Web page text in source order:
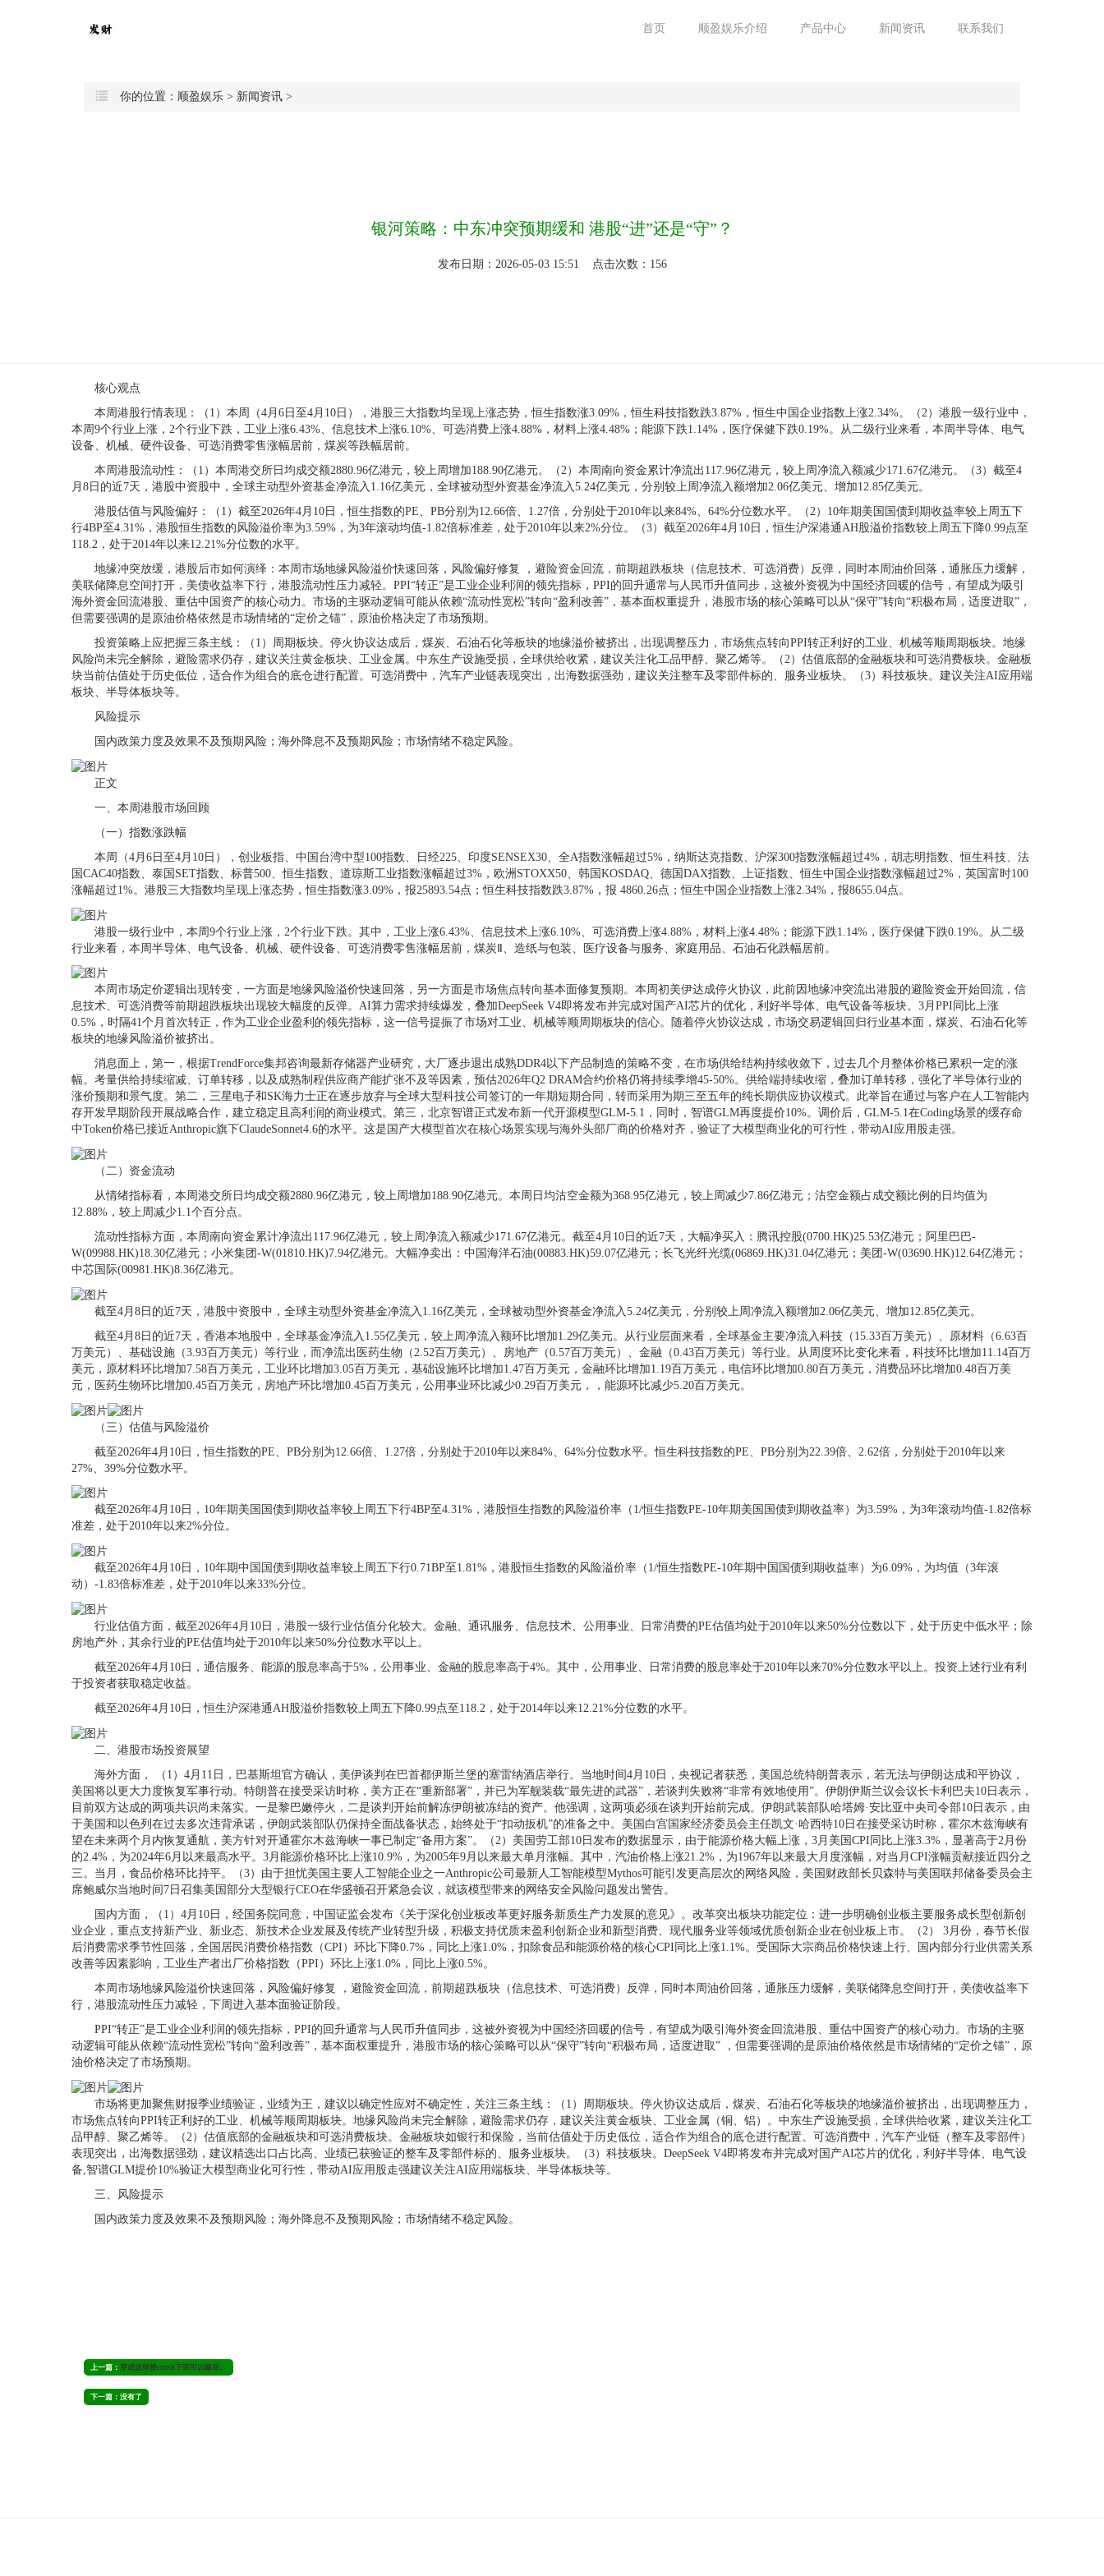
首页 顺盈娱乐介绍 产品中心 新闻资讯 联系我们
你的位置： 顺盈娱乐 > 新闻资讯 >
银河策略：中东冲突预期缓和 港股“进”还是“守”？
发布日期：2026-05-03 15:51 点击次数：156
核心观点
本周港股行情表现：（1）本周（4月6日至4月10日），港股三大指数均呈现上涨态势，恒生指数涨3.09%，恒生科技指数跌3.87%，恒生中国企业指数上涨2.34%。（2）港股一级行业中，
本周9个行业上涨，2个行业下跌，工业上涨6.43%、信息技术上涨6.10%、可选消费上涨4.88%，材料上涨4.48%；能源下跌1.14%，医疗保健下跌0.19%。从二级行业来看，本周半导体、电气
设备、机械、硬件设备、可选消费零售涨幅居前，煤炭等跌幅居前。
本周港股流动性：（1）本周港交所日均成交额2880.96亿港元，较上周增加188.90亿港元。（2）本周南向资金累计净流出117.96亿港元，较上周净流入额减少171.67亿港元。（3）截至4
月8日的近7天，港股中资股中，全球主动型外资基金净流入1.16亿美元，全球被动型外资基金净流入5.24亿美元，分别较上周净流入额增加2.06亿美元、增加12.85亿美元。
港股估值与风险偏好：（1）截至2026年4月10日，恒生指数的PE、PB分别为12.66倍、1.27倍，分别处于2010年以来84%、64%分位数水平。（2）10年期美国国债到期收益率较上周五下
行4BP至4.31%，港股恒生指数的风险溢价率为3.59%，为3年滚动均值-1.82倍标准差，处于2010年以来2%分位。（3）截至2026年4月10日，恒生沪深港通AH股溢价指数较上周五下降0.99点至
118.2，处于2014年以来12.21%分位数的水平。
地缘冲突放缓，港股后市如何演绎：本周市场地缘风险溢价快速回落，风险偏好修复 ，避险资金回流，前期超跌板块（信息技术、可选消费）反弹，同时本周油价回落，通胀压力缓解，
美联储降息空间打开，美债收益率下行，港股流动性压力减轻。PPI“转正”是工业企业利润的领先指标，PPI的回升通常与人民币升值同步，这被外资视为中国经济回暖的信号，有望成为吸引
海外资金回流港股、重估中国资产的核心动力。市场的主驱动逻辑可能从依赖“流动性宽松”转向“盈利改善”，基本面权重提升，港股市场的核心策略可以从“保守”转向“积极布局，适度进取”，
但需要强调的是原油价格依然是市场情绪的“定价之锚”，原油价格决定了市场预期。
投资策略上应把握三条主线：（1）周期板块。停火协议达成后，煤炭、石油石化等板块的地缘溢价被挤出，出现调整压力，市场焦点转向PPI转正利好的工业、机械等顺周期板块。地缘
风险尚未完全解除，避险需求仍存，建议关注黄金板块、工业金属。中东生产设施受损，全球供给收紧，建议关注化工品甲醇、聚乙烯等。（2）估值底部的金融板块和可选消费板块。金融板
块当前估值处于历史低位，适合作为组合的底仓进行配置。可选消费中，汽车产业链表现突出，出海数据强劲，建议关注整车及零部件标的、服务业板块。（3）科技板块。建议关注AI应用端
板块、半导体板块等。
风险提示
国内政策力度及效果不及预期风险；海外降息不及预期风险；市场情绪不稳定风险。
正文
一、本周港股市场回顾
（一）指数涨跌幅
本周（4月6日至4月10日），创业板指、中国台湾中型100指数、日经225、印度SENSEX30、全A指数涨幅超过5%，纳斯达克指数、沪深300指数涨幅超过4%，胡志明指数、恒生科技、法
国CAC40指数、泰国SET指数、标普500、恒生指数、道琼斯工业指数涨幅超过3%，欧洲STOXX50、韩国KOSDAQ、德国DAX指数、上证指数、恒生中国企业指数涨幅超过2%，英国富时100
涨幅超过1%。港股三大指数均呈现上涨态势，恒生指数涨3.09%，报25893.54点；恒生科技指数跌3.87%，报 4860.26点；恒生中国企业指数上涨2.34%，报8655.04点。
港股一级行业中，本周9个行业上涨，2个行业下跌。其中，工业上涨6.43%、信息技术上涨6.10%、可选消费上涨4.88%，材料上涨4.48%；能源下跌1.14%，医疗保健下跌0.19%。从二级
行业来看，本周半导体、电气设备、机械、硬件设备、可选消费零售涨幅居前，煤炭Ⅱ、造纸与包装、医疗设备与服务、家庭用品、石油石化跌幅居前。
本周市场定价逻辑出现转变，一方面是地缘风险溢价快速回落，另一方面是市场焦点转向基本面修复预期。本周初美伊达成停火协议，此前因地缘冲突流出港股的避险资金开始回流，信
息技术、可选消费等前期超跌板块出现较大幅度的反弹。AI算力需求持续爆发，叠加DeepSeek V4即将发布并完成对国产AI芯片的优化，利好半导体、电气设备等板块。3月PPI同比上涨
0.5%，时隔41个月首次转正，作为工业企业盈利的领先指标，这一信号提振了市场对工业、机械等顺周期板块的信心。随着停火协议达成，市场交易逻辑回归行业基本面，煤炭、石油石化等
板块的地缘风险溢价被挤出。
消息面上，第一，根据TrendForce集邦咨询最新存储器产业研究，大厂逐步退出成熟DDR4以下产品制造的策略不变，在市场供给结构持续收敛下，过去几个月整体价格已累积一定的涨
幅。考量供给持续缩减、订单转移，以及成熟制程供应商产能扩张不及等因素，预估2026年Q2 DRAM合约价格仍将持续季增45-50%。供给端持续收缩，叠加订单转移，强化了半导体行业的
涨价预期和景气度。第二，三星电子和SK海力士正在逐步放弃与全球大型科技公司签订的一年期短期合同，转而采用为期三至五年的纯长期供应协议模式。此举旨在通过与客户在人工智能内
存开发早期阶段开展战略合作，建立稳定且高利润的商业模式。第三，北京智谱正式发布新一代开源模型GLM-5.1，同时，智谱GLM再度提价10%。调价后，GLM-5.1在Coding场景的缓存命
中Token价格已接近Anthropic旗下ClaudeSonnet4.6的水平。这是国产大模型首次在核心场景实现与海外头部厂商的价格对齐，验证了大模型商业化的可行性，带动AI应用股走强。
（二）资金流动
从情绪指标看，本周港交所日均成交额2880.96亿港元，较上周增加188.90亿港元。本周日均沽空金额为368.95亿港元，较上周减少7.86亿港元；沽空金额占成交额比例的日均值为
12.88%，较上周减少1.1个百分点。
流动性指标方面，本周南向资金累计净流出117.96亿港元，较上周净流入额减少171.67亿港元。截至4月10日的近7天，大幅净买入：腾讯控股(0700.HK)25.53亿港元；阿里巴巴-
W(09988.HK)18.30亿港元；小米集团-W(01810.HK)7.94亿港元。大幅净卖出：中国海洋石油(00883.HK)59.07亿港元；长飞光纤光缆(06869.HK)31.04亿港元；美团-W(03690.HK)12.64亿港元；
中芯国际(00981.HK)8.36亿港元。
截至4月8日的近7天，港股中资股中，全球主动型外资基金净流入1.16亿美元，全球被动型外资基金净流入5.24亿美元，分别较上周净流入额增加2.06亿美元、增加12.85亿美元。
截至4月8日的近7天，香港本地股中，全球基金净流入1.55亿美元，较上周净流入额环比增加1.29亿美元。从行业层面来看，全球基金主要净流入科技（15.33百万美元）、原材料（6.63百
万美元）、基础设施（3.93百万美元）等行业，而净流出医药生物（2.52百万美元）、房地产（0.57百万美元）、金融（0.43百万美元）等行业。从周度环比变化来看，科技环比增加11.14百万
美元，原材料环比增加7.58百万美元，工业环比增加3.05百万美元，基础设施环比增加1.47百万美元，金融环比增加1.19百万美元，电信环比增加0.80百万美元，消费品环比增加0.48百万美
元，医药生物环比增加0.45百万美元，房地产环比增加0.45百万美元，公用事业环比减少0.29百万美元，，能源环比减少5.20百万美元。
（三）估值与风险溢价
截至2026年4月10日，恒生指数的PE、PB分别为12.66倍、1.27倍，分别处于2010年以来84%、64%分位数水平。恒生科技指数的PE、PB分别为22.39倍、2.62倍，分别处于2010年以来
27%、39%分位数水平。
截至2026年4月10日，10年期美国国债到期收益率较上周五下行4BP至4.31%，港股恒生指数的风险溢价率（1/恒生指数PE-10年期美国国债到期收益率）为3.59%，为3年滚动均值-1.82倍标
准差，处于2010年以来2%分位。
截至2026年4月10日，10年期中国国债到期收益率较上周五下行0.71BP至1.81%，港股恒生指数的风险溢价率（1/恒生指数PE-10年期中国国债到期收益率）为6.09%，为均值（3年滚
动）-1.83倍标准差，处于2010年以来33%分位。
行业估值方面，截至2026年4月10日，港股一级行业估值分化较大。金融、通讯服务、信息技术、公用事业、日常消费的PE估值均处于2010年以来50%分位数以下，处于历史中低水平；除
房地产外，其余行业的PE估值均处于2010年以来50%分位数水平以上。
截至2026年4月10日，通信服务、能源的股息率高于5%，公用事业、金融的股息率高于4%。其中，公用事业、日常消费的股息率处于2010年以来70%分位数水平以上。投资上述行业有利
于投资者获取稳定收益。
截至2026年4月10日，恒生沪深港通AH股溢价指数较上周五下降0.99点至118.2，处于2014年以来12.21%分位数的水平。
二、港股市场投资展望
海外方面， （1）4月11日，巴基斯坦官方确认，美伊谈判在巴首都伊斯兰堡的塞雷纳酒店举行。当地时间4月10日，央视记者获悉，美国总统特朗普表示，若无法与伊朗达成和平协议，
美国将以更大力度恢复军事行动。特朗普在接受采访时称，美方正在“重新部署”，并已为军舰装载“最先进的武器”，若谈判失败将“非常有效地使用”。伊朗伊斯兰议会议长卡利巴夫10日表示，
目前双方达成的两项共识尚未落实。一是黎巴嫩停火，二是谈判开始前解冻伊朗被冻结的资产。他强调，这两项必须在谈判开始前完成。伊朗武装部队哈塔姆·安比亚中央司令部10日表示，由
于美国和以色列在过去多次违背承诺，伊朗武装部队仍保持全面战备状态，始终处于“扣动扳机”的准备之中。美国白宫国家经济委员会主任凯文·哈西特10日在接受采访时称，霍尔木兹海峡有
望在未来两个月内恢复通航，美方针对开通霍尔木兹海峡一事已制定“备用方案”。（2）美国劳工部10日发布的数据显示，由于能源价格大幅上涨，3月美国CPI同比上涨3.3%，显著高于2月份
的2.4%，为2024年6月以来最高水平。3月能源价格环比上涨10.9%，为2005年9月以来最大单月涨幅。其中，汽油价格上涨21.2%，为1967年以来最大月度涨幅，对当月CPI涨幅贡献接近四分之
三。当月，食品价格环比持平。（3）由于担忧美国主要人工智能企业之一Anthropic公司最新人工智能模型Mythos可能引发更高层次的网络风险，美国财政部长贝森特与美国联邦储备委员会主
席鲍威尔当地时间7日召集美国部分大型银行CEO在华盛顿召开紧急会议，就该模型带来的网络安全风险问题发出警告。
国内方面，（1）4月10日，经国务院同意，中国证监会发布《关于深化创业板改革更好服务新质生产力发展的意见》。改革突出板块功能定位：进一步明确创业板主要服务成长型创新创
业企业，重点支持新产业、新业态、新技术企业发展及传统产业转型升级，积极支持优质未盈利创新企业和新型消费、现代服务业等领域优质创新企业在创业板上市。（2） 3月份，春节长假
后消费需求季节性回落，全国居民消费价格指数（CPI）环比下降0.7%，同比上涨1.0%，扣除食品和能源价格的核心CPI同比上涨1.1%。受国际大宗商品价格快速上行、国内部分行业供需关系
改善等因素影响，工业生产者出厂价格指数（PPI）环比上涨1.0%，同比上涨0.5%。
本周市场地缘风险溢价快速回落，风险偏好修复 ，避险资金回流，前期超跌板块（信息技术、可选消费）反弹，同时本周油价回落，通胀压力缓解，美联储降息空间打开，美债收益率下
行，港股流动性压力减轻，下周进入基本面验证阶段。
PPI“转正”是工业企业利润的领先指标，PPI的回升通常与人民币升值同步，这被外资视为中国经济回暖的信号，有望成为吸引海外资金回流港股、重估中国资产的核心动力。市场的主驱
动逻辑可能从依赖“流动性宽松”转向“盈利改善”，基本面权重提升，港股市场的核心策略可以从“保守”转向“积极布局，适度进取” ，但需要强调的是原油价格依然是市场情绪的“定价之锚”，原
油价格决定了市场预期。
市场将更加聚焦财报季业绩验证，业绩为王，建议以确定性应对不确定性，关注三条主线：（1）周期板块。停火协议达成后，煤炭、石油石化等板块的地缘溢价被挤出，出现调整压力，
市场焦点转向PPI转正利好的工业、机械等顺周期板块。地缘风险尚未完全解除，避险需求仍存，建议关注黄金板块、工业金属（铜、铝）。中东生产设施受损，全球供给收紧，建议关注化工
品甲醇、聚乙烯等。（2）估值底部的金融板块和可选消费板块。金融板块如银行和保险，当前估值处于历史低位，适合作为组合的底仓进行配置。可选消费中，汽车产业链（整车及零部件）
表现突出，出海数据强劲，建议精选出口占比高、业绩已获验证的整车及零部件标的、服务业板块。（3）科技板块。DeepSeek V4即将发布并完成对国产AI芯片的优化，利好半导体、电气设
备,智谱GLM提价10%验证大模型商业化可行性，带动AI应用股走强建议关注AI应用端板块、半导体板块等。
三、风险提示
国内政策力度及效果不及预期风险；海外降息不及预期风险；市场情绪不稳定风险。
上一篇： 穿成这样接crush下班可以嘛😝。
下一篇：没有了